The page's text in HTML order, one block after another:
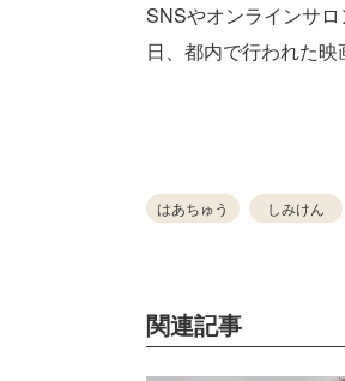
SNSやオンラインサ
日、都内で行われた
はあちゅう しみけん
関連記事